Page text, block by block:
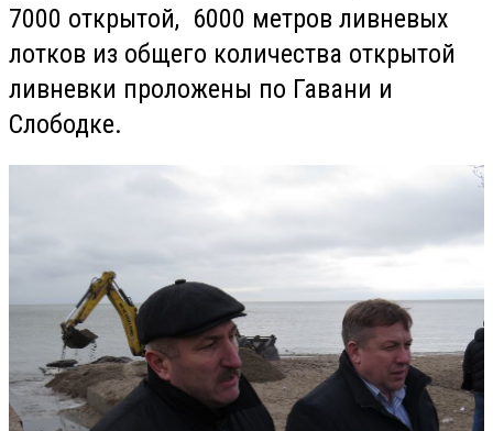
7000 открытой, 6000 метров ливневых
лотков из общего количества открытой
ливневки проложены по Гавани и
Слободке.